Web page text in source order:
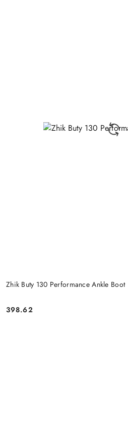
Zhik Buty 130 Performance Ankle Boot
Cena:
398.62